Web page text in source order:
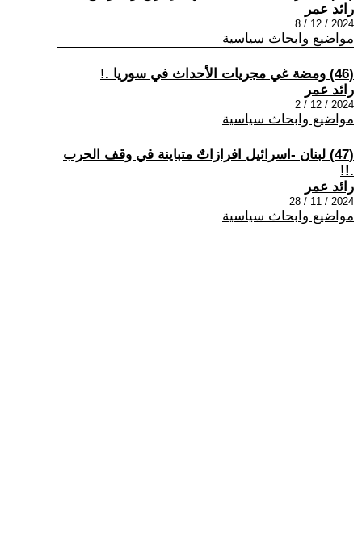
رائد عمر
2024 / 12 / 8
مواضيع وابحاث سياسية
(46) ومضة غي مجريات الأحداث في سوريا .!
رائد عمر
2024 / 12 / 2
مواضيع وابحاث سياسية
(47) لبنان -اسرائيل افرازاتٌ متباينة في وقف الحرب
.!!
رائد عمر
2024 / 11 / 28
مواضيع وابحاث سياسية